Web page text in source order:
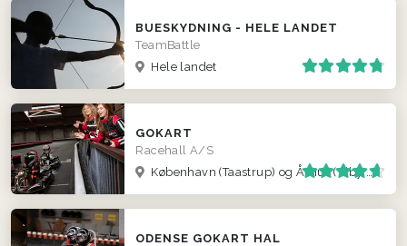
BUESKYDNING - HELE LANDET
TeamBattle
Hele landet
GOKART
Racehall A/S
København (Taastrup) og Århus (Viby J )
ODENSE GOKART HAL